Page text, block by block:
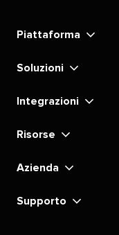
LinkedIn​​
Instagram​​
YouTube​​
TikTok​​
Piattaforma​​
Soluzioni​​
Integrazioni​​
Risorse​​
Azienda​​
Supporto​​